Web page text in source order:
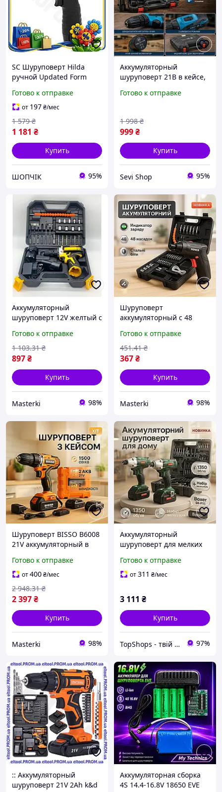
SC Шуруповерт Hilda
ручной Updated Form
сборки мебели и ремонта
бытовой техники CH2_99K
Готово к отправке
от 197₴/мес
1 181 ₴
1 579 ₴
Купить
ШОПЧІК 95%
Аккумуляторный
шуруповерт 21В в кейсе,
двумя АКБ Li ion для
Готово к отправке
999₴
1 998 ₴
Купить
Sevi Shop 95%
Аккумуляторный
шуруповерт 12V желтый с
мебели и ремонта
Готово к отправке
897₴
1 103.31 ₴
Купить
Masterki 98%
Шуруповерт
аккумуляторный с 48
сборки мебели и ремонта
электроники
Готово к отправке
367₴
451.41 ₴
Купить
Masterki 98%
Шуруповерт BISSO B6008
21V аккумуляторный в
мебели и ремонта
Готово к отправке
от400₴/мес
2 397₴
2 948.31 ₴
Купить
Masterki 98%
Аккумуляторный
шуруповерт для мелких
для сборки мебели,
Маленький шуруповерт
Готово к отправке
от311 ₴/мес
3 111 ₴
Купить
TopShops - твій інтернет магазин 97%
:: Аккумуляторный
шуруповерт 21V 2Ah k&d
Аккумуляторная сборка
4S 14.4-16.8V 18650 EVE